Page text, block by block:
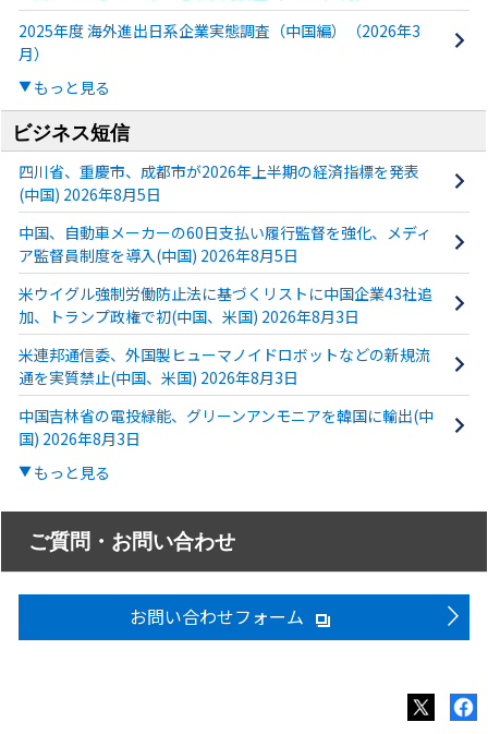
2025年度 海外進出日系企業実態調査（中国編）（2026年3
月）
もっと見る
ビジネス短信
四川省、重慶市、成都市が2026年上半期の経済指標を発表
(中国) 2026年8月5日
中国、自動車メーカーの60日支払い履行監督を強化、メディ
ア監督員制度を導入(中国) 2026年8月5日
米ウイグル強制労働防止法に基づくリストに中国企業43社追
加、トランプ政権で初(中国、米国) 2026年8月3日
米連邦通信委、外国製ヒューマノイドロボットなどの新規流
通を実質禁止(中国、米国) 2026年8月3日
中国吉林省の電投緑能、グリーンアンモニアを韓国に輸出(中
国) 2026年8月3日
もっと見る
ご質問・お問い合わせ
お問い合わせフォーム